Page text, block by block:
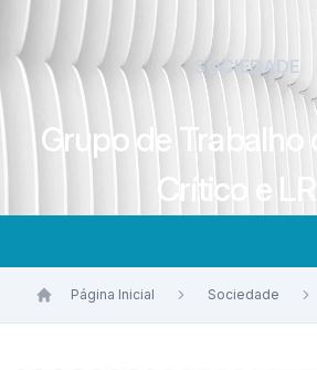
SOCIEDADE
Grupo de Trabalho
Crítico e
Página Inicial Sociedade